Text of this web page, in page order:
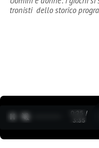
tronisti dello storico
0:25 /
3:35